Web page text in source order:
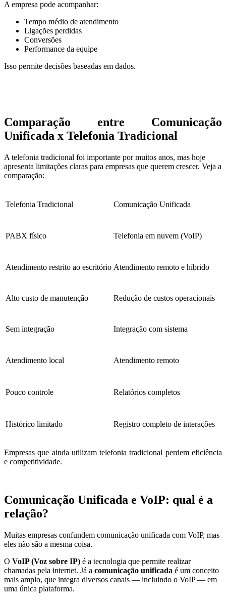
A empresa pode acompanhar:
Tempo médio de atendimento
Ligações perdidas
Conversões
Performance da equipe
Isso permite decisões baseadas em dados.
Comparação entre Comunicação
Unificada x Telefonia Tradicional
A telefonia tradicional foi importante por muitos anos, mas hoje
apresenta limitações claras para empresas que querem crescer. Veja a
comparação:
Telefonia Tradicional Comunicação Unificada
PABX físico Telefonia em nuvem (VoIP)
Atendimento restrito ao escritório Atendimento remoto e híbrido
Alto custo de manutenção Redução de custos operacionais
Sem integração Integração com sistema
Atendimento local Atendimento remoto
Pouco controle Relatórios completos
Histórico limitado Registro completo de interações
Empresas que ainda utilizam telefonia tradicional perdem eficiência
e competitividade.
Comunicação Unificada e VoIP: qual é a
relação?
Muitas empresas confundem comunicação unificada com VoIP, mas
eles não são a mesma coisa.
O VoIP (Voz sobre IP) é a tecnologia que permite realizar
chamadas pela internet. Já a comunicação unificada é um conceito
mais amplo, que integra diversos canais — incluindo o VoIP — em
uma única plataforma.